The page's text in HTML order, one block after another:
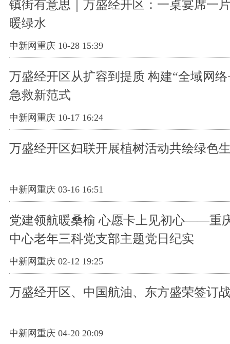
镇街有意思｜万盛经开区：一桌宴席一
暖绿水
中新网重庆 10-28 15:39
万盛经开区从扩容到提质 构建“全域网
急救新范式
中新网重庆 10-17 16:24
万盛经开区妇联开展植树活动共绘绿色
中新网重庆 03-16 16:51
党建领航暖桑榆 心愿卡上见初心——重
中心老年三科党支部主题党日纪实
中新网重庆 02-12 19:25
万盛经开区、中国航油、东方盛荣签订
中新网重庆 04-20 20:09